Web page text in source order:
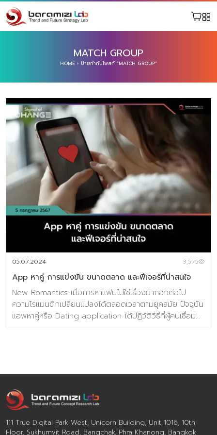
MATCH GROUP
HOME › ป้ายกำกับโพสท์ “MATCH GROUP”
05.07.2024 3,575
App หาคู่ การแข่งขัน ขนาดตลาด และฟีเจอร์ที่น่าสนใจ
New Romantics เมื่อการหาแฟนไม่ใช่เรื่องยากอีกต่อไป
ความโรแมนติกเปลี่ยนแปลงได้ตลอดเวลาตามยุคสมัย ปัจจุบัน
แอพหาคู่หรือ Dating application ได้ปฏิวัติวิธีที่ผู้คนเชื่อม
รับรู้ของสังคมเกี่ยวกับการหาคู่ออนไลน์อีกด้วย ในขณะที่
ขึ้น บทบาทของแอพหาคู่ในการอำนวยความสะดวกในความ
สัมพันธ์ที่มีความหมายและการเชื่อมต่อส่วนบุคคลจึงมีความ
สำคัญมากกว่าที่เคย ตลาดรวมคนโสดที่เติบโตอย่างต่อเนื่อง
การวิเคราะห์ตลาดแอพหาคู่ทั่วโลกเผยให้เห็นพฤติกรรมผู้บริโภค
111 True Digital Park West, Unicorn Building, Unit 1016, 10th
Floor, Sukhumvit Road, Bangchak, Phra Khanong, Bangkok